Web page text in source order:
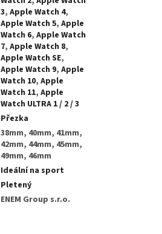
3,Apple Watch 4,
Apple Watch 5,Apple
Watch 6,Apple Watch
7,Apple Watch 8,
Apple Watch SE,
Apple Watch 9,Apple
Watch 10,Apple
Watch 11,Apple
Watch ULTRA 1 / 2 / 3
Přezka
38mm, 40mm, 41mm,
42mm, 44mm, 45mm,
49mm, 46mm
Ideální na sport
Pletený
ENEM Group s.r.o.